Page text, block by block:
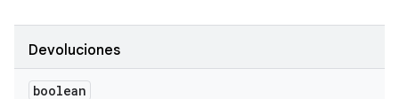
Devoluciones
boolean